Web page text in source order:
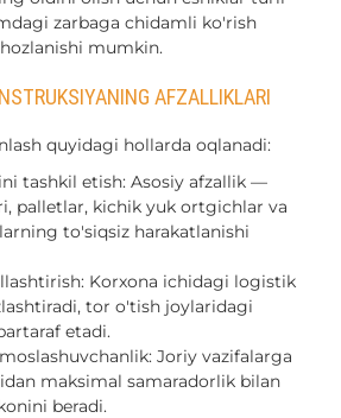
zarbaga chidamli ko'rish
mumkin.
AFZALLIKLARI
quyidagi hollarda oqlanadi:
tashkil etish: Asosiy afzallik —
palletlar, kichik yuk ortgichlar va
to'siqsiz harakatlanishi
Korxona ichidagi logistik
tor o'tish joylaridagi
etadi.
Joriy vazifalarga
maksimal samaradorlik bilan
beradi.